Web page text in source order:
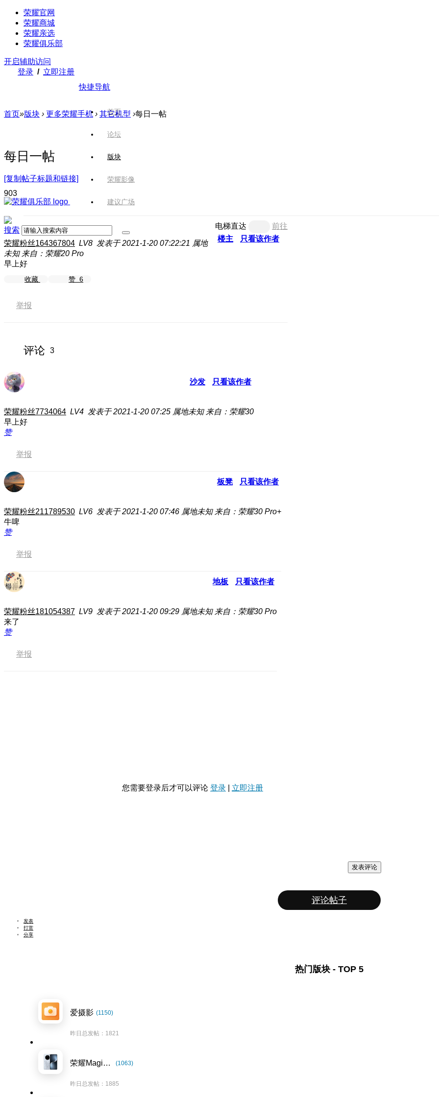
荣耀官网
荣耀商城
荣耀亲选
荣耀俱乐部
开启辅助访问
登录 / 立即注册
快捷导航
首页
论坛
版块
荣耀影像
建议广场
搜索
首页»版块 › 更多荣耀手机 › 其它机型 ›每日一帖
每日一帖
[复制帖子标题和链接]
903
电梯直达
前往
楼主
只看该作者
荣耀粉丝164367804 LV8 发表于 2021-1-20 07:22:21 属地
未知 来自：荣耀20 Pro
早上好
收藏 赞 6
举报
评论 3
沙发 只看该作者
荣耀粉丝7734064 LV4 发表于 2021-1-20 07:25 属地未知 来自：荣耀30
早上好
赞
举报
板凳 只看该作者
荣耀粉丝211789530 LV6 发表于 2021-1-20 07:46 属地未知 来自：荣耀30 Pro+
牛啤
赞
举报
地板 只看该作者
荣耀粉丝181054387 LV9 发表于 2021-1-20 09:29 属地未知 来自：荣耀30 Pro
来了
赞
举报
您需要登录后才可以评论 登录 立即注册
发表评论
评论帖子
发表
打赏
分享
热门版块 - TOP 5
爱摄影 (1150)
昨日总发帖：1821
荣耀Magic7系列 (1063)
昨日总发帖：1885